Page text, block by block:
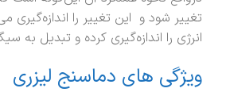
تغییر شود و این تغییر را
انرژی را اندازه‌گیری کرده و تبدیل به
ویژگی های دماسنج لیزری